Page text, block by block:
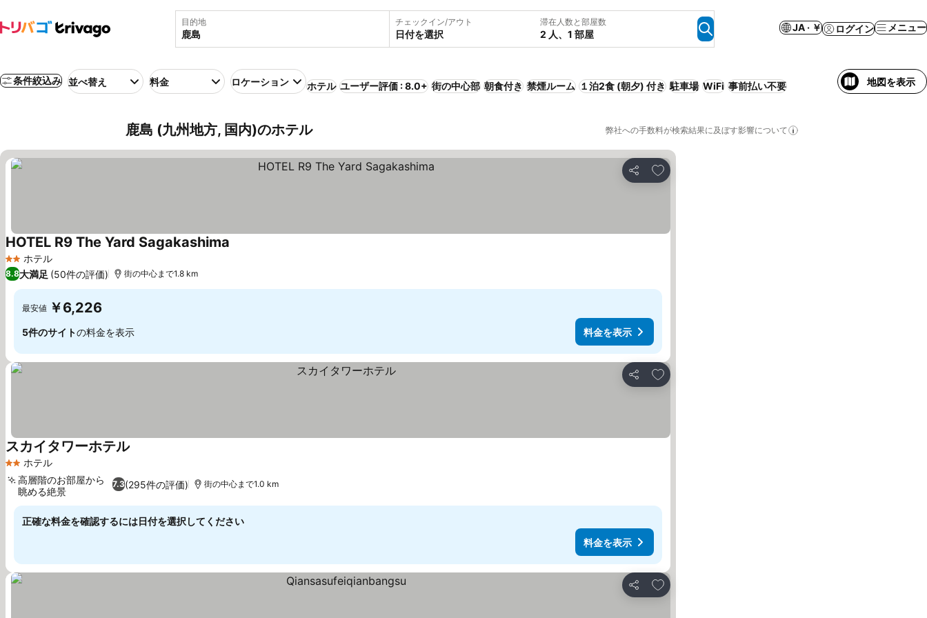
目的地 チェックイン/アウト
日付を選択
滞在人数と部屋数
2 人、1 部屋
JA · ￥ ログイン メニュー
条件絞込み 並べ替え 料金 ロケーション ホテル ユーザー評価 : 8.0+ 街の中心部 朝食付き 禁煙ルーム １泊2食 (朝夕) 付き 駐車場 WiFi 事前払い不要 地図を表示
鹿島 (九州地方, 国内)のホテル 弊社への手数料が検索結果に及ぼす影響について
シェア
お気に入りに追加
2 ホテルのランク
ホテル
HOTEL R9 The Yard Sagakashima
8.8大満足 (50件の評価) 街の中心まで1.8 km
最安値 ￥6,226
5件のサイトの料金を表示 料金を表示
シェア
お気に入りに追加
2 ホテルのランク
ホテル
スカイタワーホテル
7.3(295件の評価)
高層階のお部屋から
眺める絶景
街の中心まで1.0 km
正確な料金を確認するには日付を選択してください
料金を表示
シェア
お気に入りに追加